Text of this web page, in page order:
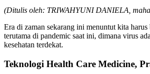
(Ditulis oleh: TRIWAHYUNI DANIELA,
Era di zaman sekarang ini menuntut kita
terutama di pandemic saat ini, dimana virus
kesehatan terdekat.
Teknologi Health Care Medicine,